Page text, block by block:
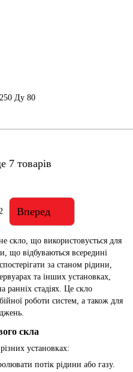
Ду 80
7 товарів
Вперед
скло, що використовується для
що відбуваються всередині
за станом рідини,
та інших установках,
стадіях. Це скло
роботи систем, а також для
скла
установках:
потік рідини або газу.